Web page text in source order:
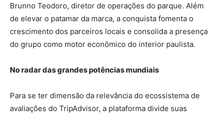
Brunno Teodoro, diretor de operações do parque. Além
de elevar o patamar da marca, a conquista fomenta o
crescimento dos parceiros locais e consolida a presença
do grupo como motor econômico do interior paulista.
No radar das grandes potências mundiais
Para se ter dimensão da relevância do ecossistema de
avaliações do TripAdvisor, a plataforma divide suas